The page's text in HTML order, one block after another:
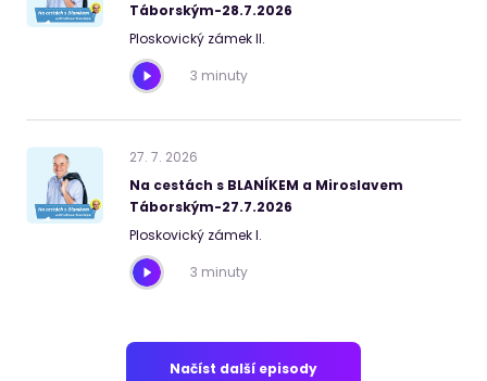
Táborským-28.7.2026
Ploskovický zámek II.
3 minuty
27. 7. 2026
Na cestách s BLANÍKEM a Miroslavem
Táborským-27.7.2026
Ploskovický zámek I.
3 minuty
Načíst další episody